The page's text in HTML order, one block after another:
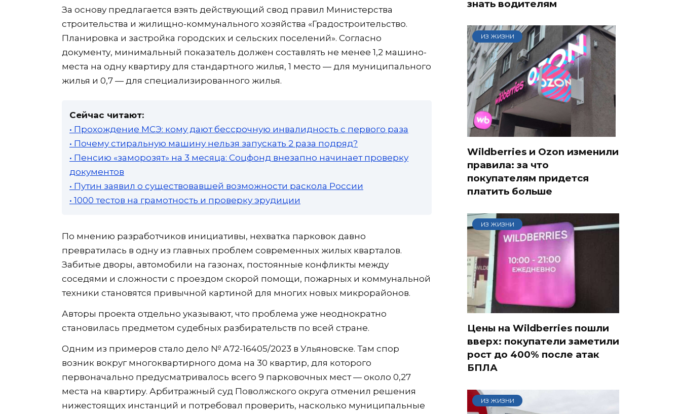
За основу предлагается взять действующий свод правил Министерства
строительства и жилищно-коммунального хозяйства «Градостроительство.
Планировка и застройка городских и сельских поселений». Согласно
документу, минимальный показатель должен составлять не менее 1,2 машино-
места на одну квартиру для стандартного жилья, 1 место — для муниципального
жилья и 0,7 — для специализированного жилья.
Сейчас читают:
• Прохождение МСЭ: кому дают бессрочную инвалидность с первого раза
• Почему стиральную машину нельзя запускать 2 раза подряд?
• Пенсию «заморозят» на 3 месяца: Соцфонд внезапно начинает проверку
документов
• Путин заявил о существовавшей возможности раскола России
• 1000 тестов на грамотность и проверку эрудиции
По мнению разработчиков инициативы, нехватка парковок давно
превратилась в одну из главных проблем современных жилых кварталов.
Забитые дворы, автомобили на газонах, постоянные конфликты между
соседями и сложности с проездом скорой помощи, пожарных и коммунальной
техники становятся привычной картиной для многих новых микрорайонов.
Авторы проекта отдельно указывают, что проблема уже неоднократно
становилась предметом судебных разбирательств по всей стране.
Одним из примеров стало дело № А72-16405/2023 в Ульяновске. Там спор
возник вокруг многоквартирного дома на 30 квартир, для которого
первоначально предусматривалось всего 9 парковочных мест — около 0,27
места на квартиру. Арбитражный суд Поволжского округа отменил решения
нижестоящих инстанций и потребовал проверить, насколько муниципальные
знать водителям
ИЗ ЖИЗНИ
Wildberries и Ozon изменили
правила: за что
покупателям придется
платить больше
ИЗ ЖИЗНИ
Цены на Wildberries пошли
вверх: покупатели заметили
рост до 400% после атак
БПЛА
ИЗ ЖИЗНИ